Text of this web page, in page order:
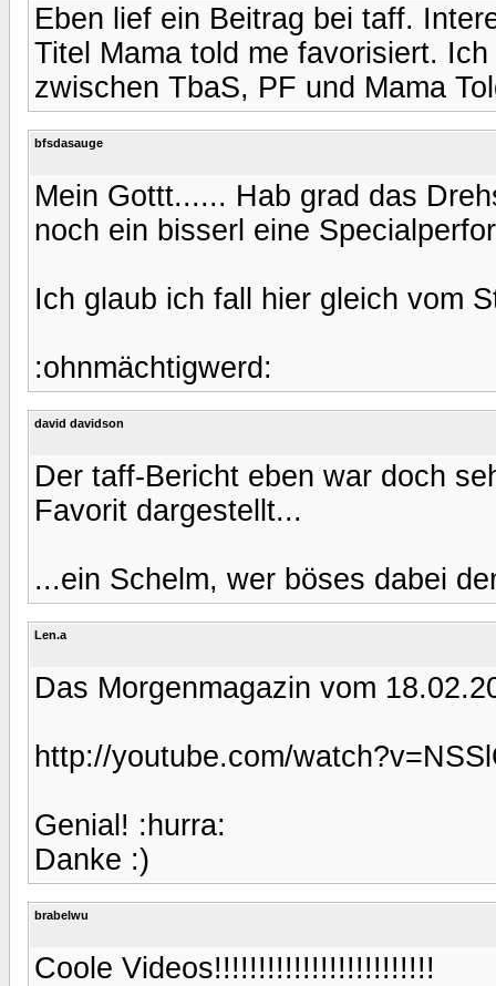
Eben lief ein Beitrag bei taff.
Titel Mama told me favorisiert.
zwischen TbaS, PF und Mama
bfsdasauge
Mein Gottt...... Hab grad das
noch ein bisserl eine
Ich glaub ich fall hier gleich vom
:ohnmächtigwerd:
david davidson
Der taff-Bericht eben war doch
Favorit dargestellt...
...ein Schelm, wer böses dabei
Len.a
Das Morgenmagazin vom
http://youtube.com/
Genial! :hurra:
Danke :)
brabelwu
Coole Videos!!!!!!!!!!!!!!!!!!!!!!!!!